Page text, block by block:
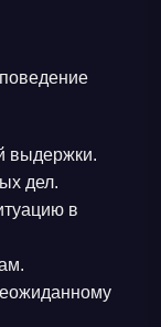
выдержки.
дел.
в